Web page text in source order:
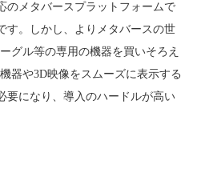
のメタバースプラットフォームで
す。しかし、よりメタバースの世
グル等の専用の機器を買いそろえ
器や3D映像をスムーズに表示する
要になり、導入のハードルが高い